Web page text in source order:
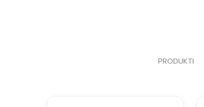
PRODUKTI